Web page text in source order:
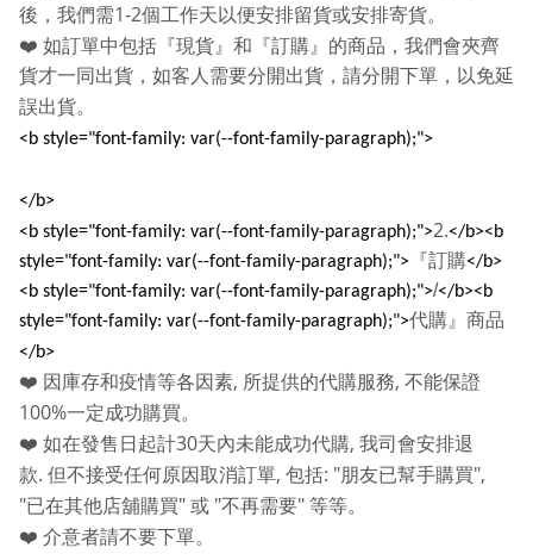
後，我們需1-2個工作天以便安排留貨或安排寄貨。
❤️ 如訂單中包括『現貨』和『訂購』的商品，我們會夾齊
貨才一同出貨，如客人需要分開出貨，請分開下單，以免延
誤出貨。
<b style="font-family: var(--font-family-paragraph);">
</b>
<b style="font-family: var(--font-family-paragraph);">2.</b><b
style="font-family: var(--font-family-paragraph);"> 『訂購</b>
<b style="font-family: var(--font-family-paragraph);">/</b><b
style="font-family: var(--font-family-paragraph);">代購』商品
</b>
❤️ 因庫存和疫情等各因素, 所提供的代購服務, 不能保證
100%一定成功購買。
❤️ 如在發售日起計30天內未能成功代購, 我司會安排退
款. 但不接受任何原因取消訂單, 包括: "朋友已幫手購買",
"已在其他店舖購買" 或 "不再需要" 等等。
❤️ 介意者請不要下單。